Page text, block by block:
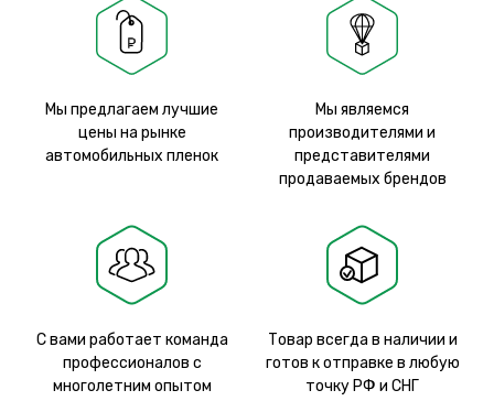
Мы предлагаем лучшие
цены на рынке
автомобильных пленок
Мы являемся
производителями и
представителями
продаваемых брендов
С вами работает команда
профессионалов с
многолетним опытом
Товар всегда в наличии и
готов к отправке в любую
точку РФ и СНГ